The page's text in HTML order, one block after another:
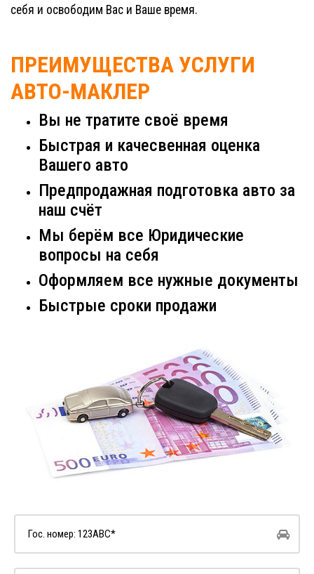
себя и освободим Вас и Ваше время.
ПРЕИМУЩЕСТВА УСЛУГИ
АВТО-МАКЛЕР
Вы не тратите своё время
Быстрая и качесвенная оценка
Вашего авто
Предпродажная подготовка авто за
наш счёт
Мы берём все Юридические
вопросы на себя
Оформляем все нужные документы
Быстрые сроки продажи